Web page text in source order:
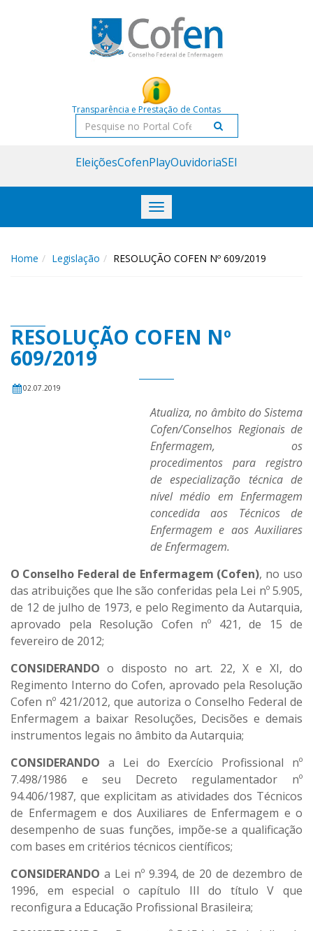
Transparência e Prestação de Contas
Pesquisar
EleiçõesCofenPlayOuvidoriaSEI
Toggle
navigation
Home Legislação RESOLUÇÃO COFEN Nº 609/2019
RESOLUÇÃO COFEN Nº
609/2019
02.07.2019
Atualiza, no âmbito do Sistema
Cofen/Conselhos Regionais de
Enfermagem, os
procedimentos para registro
de especialização técnica de
nível médio em Enfermagem
concedida aos Técnicos de
Enfermagem e aos Auxiliares
de Enfermagem.
O Conselho Federal de Enfermagem (Cofen), no uso
das atribuições que lhe são conferidas pela Lei nº 5.905,
de 12 de julho de 1973, e pelo Regimento da Autarquia,
aprovado pela Resolução Cofen nº 421, de 15 de
fevereiro de 2012;
CONSIDERANDO o disposto no art. 22, X e XI, do
Regimento Interno do Cofen, aprovado pela Resolução
Cofen nº 421/2012, que autoriza o Conselho Federal de
Enfermagem a baixar Resoluções, Decisões e demais
instrumentos legais no âmbito da Autarquia;
CONSIDERANDO a Lei do Exercício Profissional nº
7.498/1986 e seu Decreto regulamentador nº
94.406/1987, que explicitam as atividades dos Técnicos
de Enfermagem e dos Auxiliares de Enfermagem e o
desempenho de suas funções, impõe-se a qualificação
com bases em critérios técnicos científicos;
CONSIDERANDO a Lei nº 9.394, de 20 de dezembro de
1996, em especial o capítulo III do título V que
reconfigura a Educação Profissional Brasileira;